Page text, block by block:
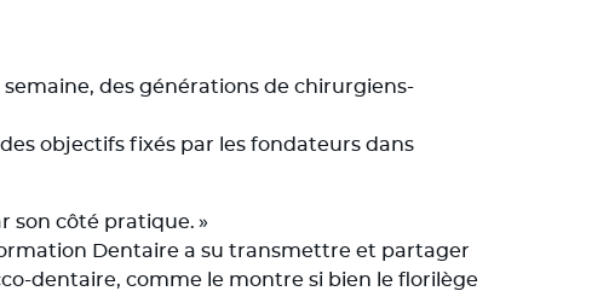
des générations de chirurgiens-
objectifs fixés par les fondateurs dans
son côté pratique. »
Dentaire a su transmettre et partager
dentaire, comme le montre si bien le florilège